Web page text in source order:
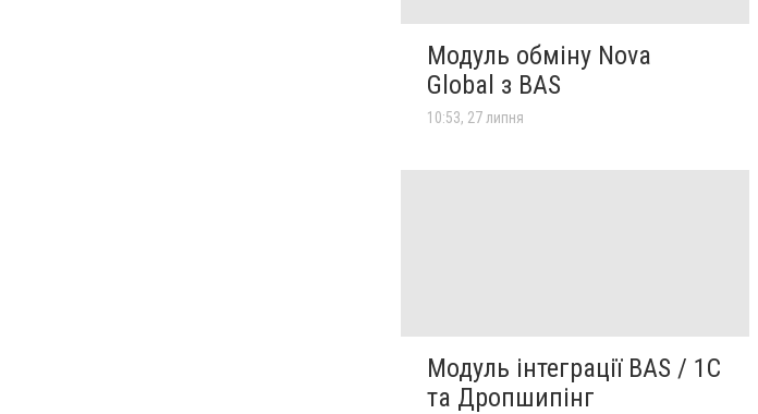
Модуль обміну Nova
Global з BAS
10:53, 27 липня
Модуль інтеграції BAS / 1C
та Дропшипінг